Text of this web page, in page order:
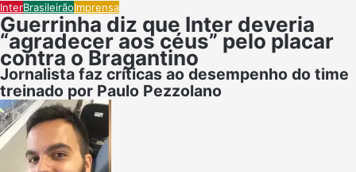
InterBrasileirãoImprensa
Guerrinha diz que Inter deveria
“agradecer aos céus” pelo placar
contra o Bragantino
Jornalista faz críticas ao desempenho do time
treinado por Paulo Pezzolano